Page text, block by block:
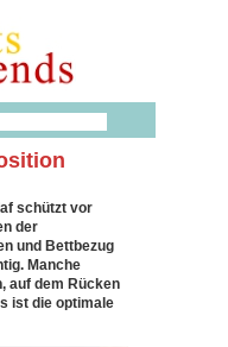
schützt vor
der
und Bettbezug
Manche
auf dem Rücken
ist die optimale